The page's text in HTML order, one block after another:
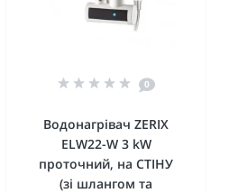
0
Водонагрівач ZERIX
ELW22-W 3 kW
проточний, на СТІНУ
(зі шлангом та